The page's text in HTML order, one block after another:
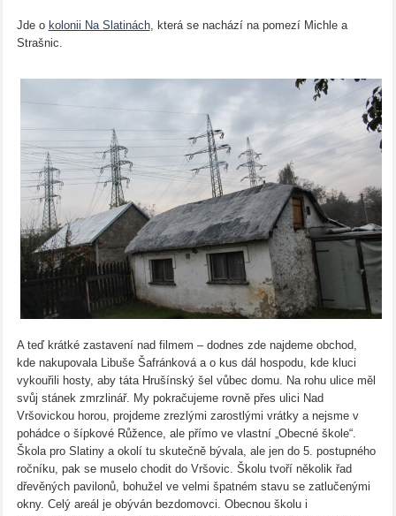
Jde o kolonii Na Slatinách, která se nachází na pomezí Michle a
Strašnic.
A teď krátké zastavení nad filmem – dodnes zde najdeme obchod,
kde nakupovala Libuše Šafránková a o kus dál hospodu, kde kluci
vykouřili hosty, aby táta Hrušínský šel vůbec domu. Na rohu ulice měl
svůj stánek zmrzlinář. My pokračujeme rovně přes ulici Nad
Vršovickou horou, projdeme zrezlými zarostlými vrátky a nejsme v
pohádce o šípkové Růžence, ale přímo ve vlastní „Obecné škole“.
Škola pro Slatiny a okolí tu skutečně bývala, ale jen do 5. postupného
ročníku, pak se muselo chodit do Vršovic. Školu tvoří několik řad
dřevěných pavilonů, bohužel ve velmi špatném stavu se zatlučenými
okny. Celý areál je obýván bezdomovci. Obecnou školu i